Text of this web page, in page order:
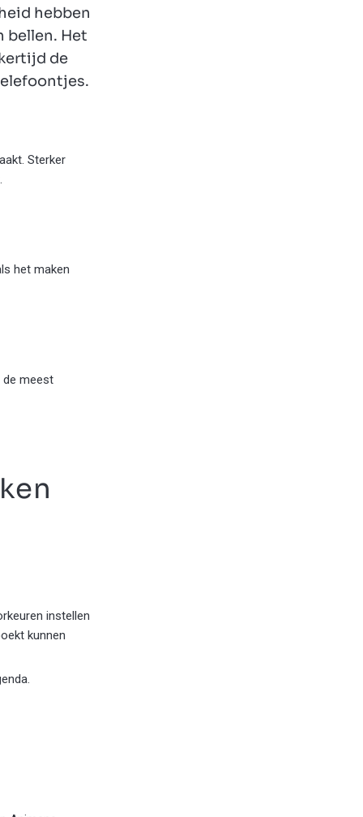
hebben
bellen. Het
de
Sterker
het maken
de meest
instellen
kunnen